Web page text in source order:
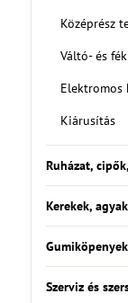
Középrész
Váltó- és
Elektromos
Kiárusítás
Ruházat,
Kerekek, agyak
Gumiköpenyek
Szerviz és